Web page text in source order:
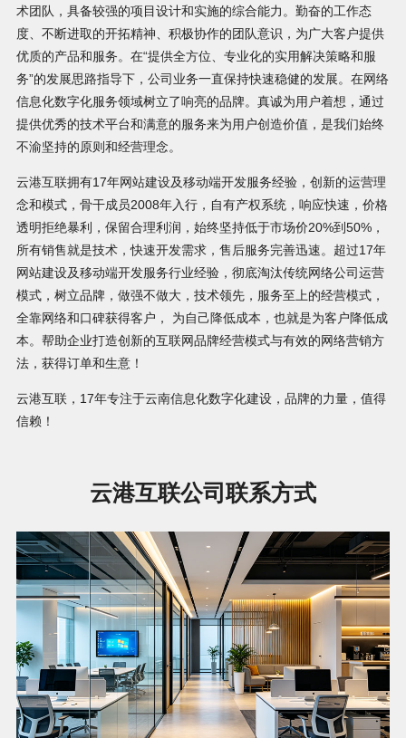
术团队，具备较强的项目设计和实施的综合能力。勤奋的工作态
度、不断进取的开拓精神、积极协作的团队意识，为广大客户提供
优质的产品和服务。在“提供全方位、专业化的实用解决策略和服
务”的发展思路指导下，公司业务一直保持快速稳健的发展。在网络
信息化数字化服务领域树立了响亮的品牌。真诚为用户着想，通过
提供优秀的技术平台和满意的服务来为用户创造价值，是我们始终
不渝坚持的原则和经营理念。
云港互联拥有17年网站建设及移动端开发服务经验，创新的运营理
念和模式，骨干成员2008年入行，自有产权系统，响应快速，价格
透明拒绝暴利，保留合理利润，始终坚持低于市场价20%到50%，
所有销售就是技术，快速开发需求，售后服务完善迅速。超过17年
网站建设及移动端开发服务行业经验，彻底淘汰传统网络公司运营
模式，树立品牌，做强不做大，技术领先，服务至上的经营模式，
全靠网络和口碑获得客户， 为自己降低成本，也就是为客户降低成
本。帮助企业打造创新的互联网品牌经营模式与有效的网络营销方
法，获得订单和生意！
云港互联，17年专注于云南信息化数字化建设，品牌的力量，值得
信赖！
云港互联公司联系方式